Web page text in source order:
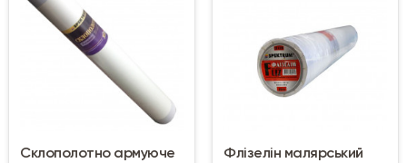
Склополотно армуюче
Флізелін малярський